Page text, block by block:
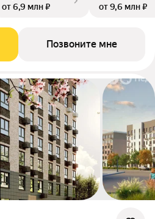
от 6,9 млн ₽
от 9,6 млн ₽
Позвоните мне